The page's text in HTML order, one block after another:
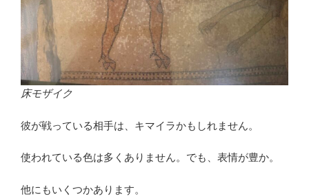
床モザイク
彼が戦っている相手は、キマイラかもしれません。
使われている色は多くありません。でも、表情が豊か。
他にもいくつかあります。